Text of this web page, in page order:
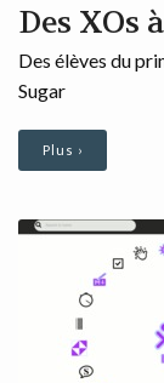
Des XOs
Des élèves du
Sugar
Plus ›